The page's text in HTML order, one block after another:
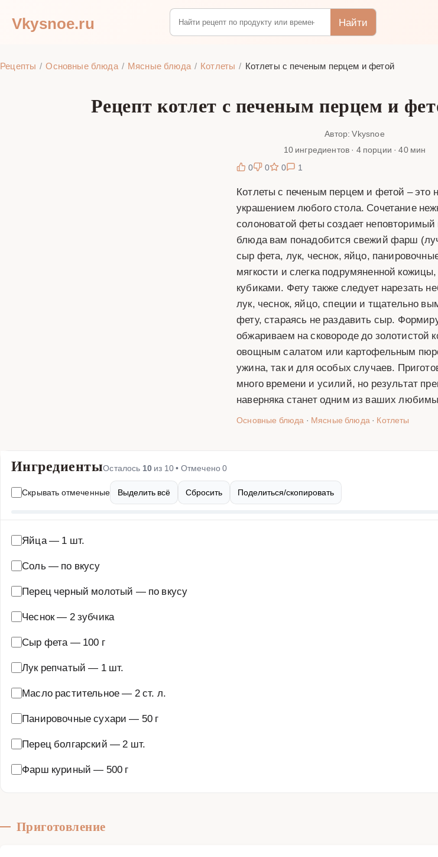
Vkysnoe.ru Найти
Рецепты Основные блюда Мясные блюда Котлеты Котлеты с печеным перцем и фетой
Рецепт котлет с печеным перцем и
Автор: Vkysnoe
10 ингредиентов · 4 порции · 40 мин
0
0 0 1
Котлеты с печеным перцем и фетой – это
украшением любого стола. Сочетание
солоноватой феты создает
блюда вам понадобится свежий фарш
сыр фета, лук, чеснок, яйцо,
мягкости и слегка подрумяненной
кубиками. Фету также следует
лук, чеснок, яйцо, специи и тщательно
фету, стараясь не раздавить сыр.
обжариваем на сковороде до золотистой
овощным салатом или картофельным
ужина, так и для особых случаев.
много времени и усилий, но результат
наверняка станет одним из ваших
Основные блюда · Мясные блюда· Котлеты
ИнгредиентыОсталось 10 из 10• Отмечено0
Скрывать отмеченные Выделить всё Сбросить Поделиться/скопировать
Яйца— 1 шт.
Соль — по вкусу
Перец черный молотый — по вкусу
Чеснок— 2 зубчика
Сыр фета — 100 г
Лук репчатый — 1 шт.
Масло растительное— 2 ст. л.
Панировочные сухари — 50 г
Перец болгарский — 2 шт.
Фарш куриный — 500 г
Приготовление